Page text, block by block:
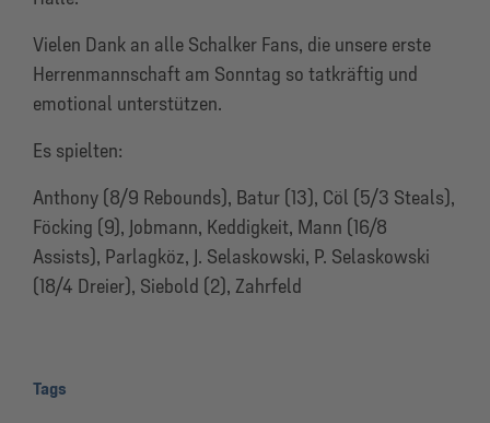
Vielen Dank an alle Schalker Fans, die unsere erste
Herrenmannschaft am Sonntag so tatkräftig und
emotional unterstützen.
Es spielten:
Anthony (8/9 Rebounds), Batur (13), Cöl (5/3 Steals),
Föcking (9), Jobmann, Keddigkeit, Mann (16/8
Assists), Parlagköz, J. Selaskowski, P. Selaskowski
(18/4 Dreier), Siebold (2), Zahrfeld
Tags